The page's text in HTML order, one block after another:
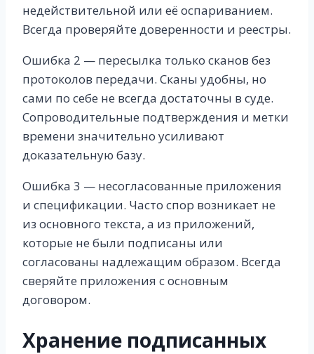
недействительной или её оспариванием.
Всегда проверяйте доверенности и реестры.
Ошибка 2 — пересылка только сканов без
протоколов передачи. Сканы удобны, но
сами по себе не всегда достаточны в суде.
Сопроводительные подтверждения и метки
времени значительно усиливают
доказательную базу.
Ошибка 3 — несогласованные приложения
и спецификации. Часто спор возникает не
из основного текста, а из приложений,
которые не были подписаны или
согласованы надлежащим образом. Всегда
сверяйте приложения с основным
договором.
Хранение подписанных